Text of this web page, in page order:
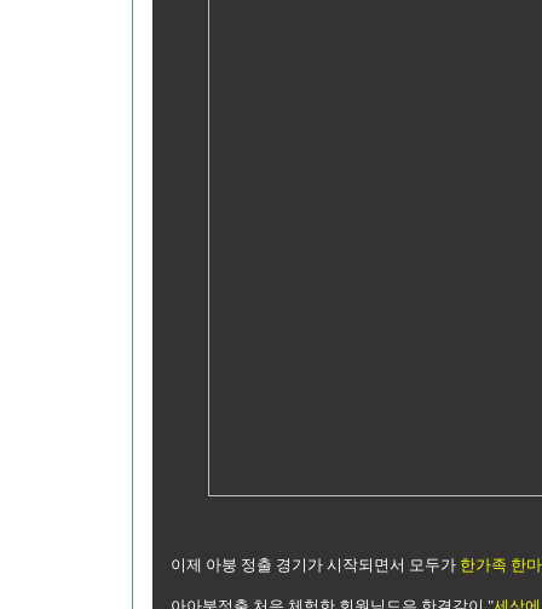
이제 아붕 정출 경기가 시작되면서 모두가 한가족 한